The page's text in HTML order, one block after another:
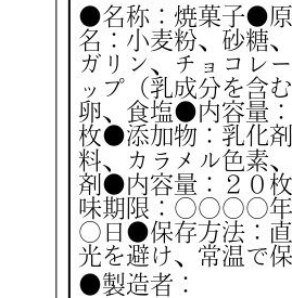
●名称 ： 焼菓子●原
名 ： 小麦粉、 砂糖、
ガ リ ン、 チ ョ コ レ ー
ッ プ （乳成分を含む
卵、 食塩●内容量 ：
枚●添加物 ： 乳化剤
料、 カ ラ メ ル色素、
剤●内容量 ： ２ ０ 枚
味期限 ： 〇〇〇〇年
〇 日 ●保存方法： 直
光を避け、 常温 で保
●製造者 ：